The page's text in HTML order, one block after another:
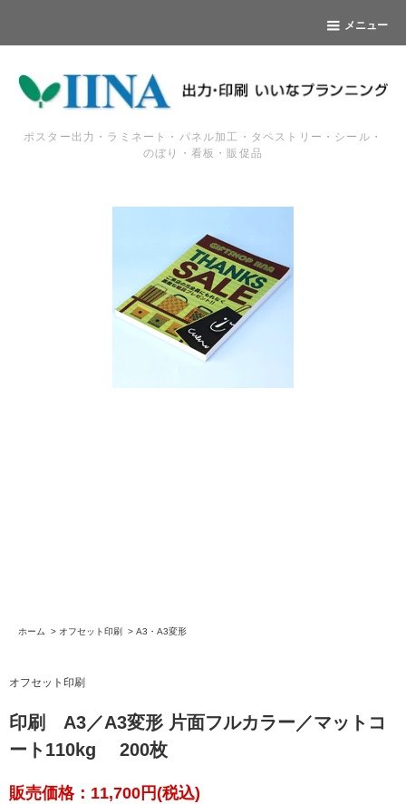
メニュー
ポスター出力・ラミネート・パネル加工・タペストリー・シール・
のぼり・看板・販促品
ホーム > オフセット印刷 > A3・A3変形
オフセット印刷
印刷 A3／A3変形 片面フルカラー／マットコ
ート110kg 200枚
販売価格：11,700円(税込)